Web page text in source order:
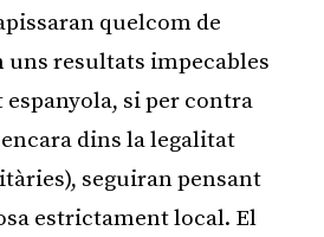
quelcom de
resultats impecables
si per contra
dins la legalitat
seguiran pensant
estrictament local. El